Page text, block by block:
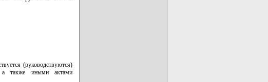
(руководствуются)
а также иными актами